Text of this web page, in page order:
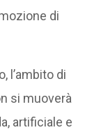
di
l’ambito di
si muoverà
artificiale e